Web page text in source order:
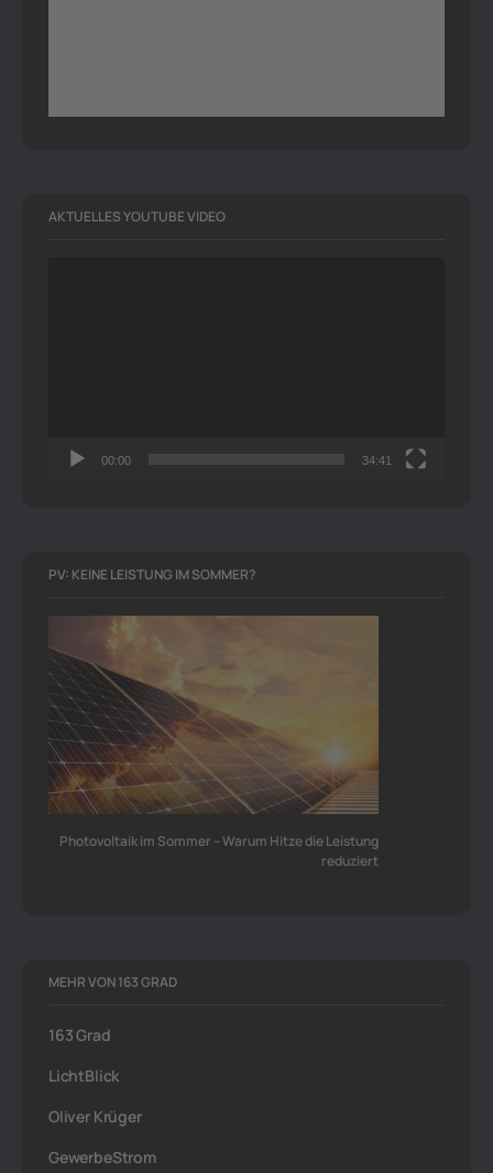
AKTUELLES YOUTUBE VIDEO
00:00 34:41
PV: KEINE LEISTUNG IM SOMMER?
Photovoltaik im Sommer – Warum Hitze die Leistung
reduziert
MEHR VON 163 GRAD
163 Grad
LichtBlick
Oliver Krüger
GewerbeStrom